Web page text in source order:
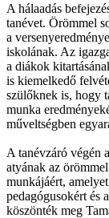
A hálaadás
tanévet. Örömmel
a
iskolának. Az
a diákok
is kiemelkedő
szülőknek is, hogy
munka
műveltségben
A tanévzáró végén
atyának az
munkájáért,
pedagógusokért és
köszönték meg